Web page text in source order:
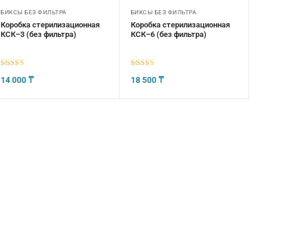
БИКСЫ БЕЗ ФИЛЬТРА
Коробка стерилизационная
КСК–3 (без фильтра)
14 000 ₸
БИКСЫ БЕЗ ФИЛЬТРА
Коробка стерилизационная
КСК–6 (без фильтра)
18 500 ₸